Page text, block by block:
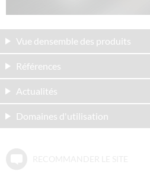
Vue densemble des produits
Références
Actualités
Domaines d'utilisation